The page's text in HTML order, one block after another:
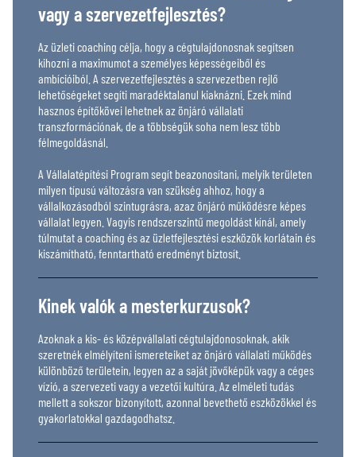
vagy a szervezetfejlesztés?
Az üzleti coaching célja, hogy a cégtulajdonosnak segítsen
kihozni a maximumot a személyes képességeiből és
ambícióiból. A szervezetfejlesztés a szervezetben rejlő
lehetőségeket segíti maradéktalanul kiaknázni. Ezek mind
hasznos építőkövei lehetnek az önjáró vállalati
transzformációnak, de a többségük soha nem lesz több
félmegoldásnál.
A Vállalatépítési Program segít beazonosítani, melyik területen
milyen típusú változásra van szükség ahhoz, hogy a
vállalkozásodból szintugrásra, azaz önjáró működésre képes
vállalat legyen. Vagyis rendszerszintű megoldást kínál, amely
túlmutat a coaching és az üzletfejlesztési eszközök korlátain és
kiszámítható, fenntartható eredményt biztosít.
Kinek valók a mesterkurzusok?
Azoknak a kis- és középvállalati cégtulajdonosoknak, akik
szeretnék elmélyíteni ismereteiket az önjáró vállalati működés
különböző területein, legyen az a saját jövőképük vagy a céges
vízió, a szervezeti vagy a vezetői kultúra. Az elméleti tudás
mellett a sokszor bizonyított, azonnal bevethető eszközökkel és
gyakorlatokkal gazdagodhatsz.